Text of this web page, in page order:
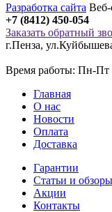
Разработка сайта
+7 (8412) 450-054
Заказать обратный
г.Пенза,
Время работы: Пн-Пт
Главная
О нас
Новости
Оплата
Доставка
Гарантии
Статьи и обзоры
Акции
Контакты